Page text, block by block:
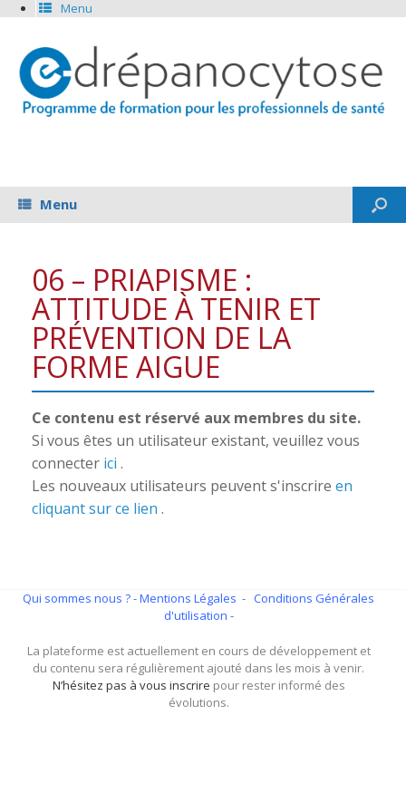
Menu
Menu
06 – PRIAPISME :
ATTITUDE À TENIR ET
PRÉVENTION DE LA
FORME AIGUE
Ce contenu est réservé aux membres du site.
Si vous êtes un utilisateur existant, veuillez vous
connecter ici .
Les nouveaux utilisateurs peuvent s'inscrire en
cliquant sur ce lien .
Qui sommes nous ?- Mentions Légales - Conditions Générales
d'utilisation -
La plateforme est actuellement en cours de développement et
du contenu sera régulièrement ajouté dans les mois à venir.
N’hésitez pas à vous inscrire pour rester informé des
évolutions.